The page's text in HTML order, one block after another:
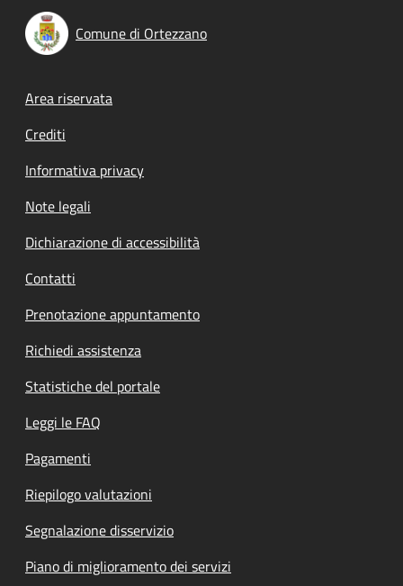
Comune di Ortezzano
Footer menu
Area riservata
Crediti
Informativa privacy
Note legali
Dichiarazione di accessibilità
Contatti
Prenotazione appuntamento
Richiedi assistenza
Statistiche del portale
Leggi le FAQ
Pagamenti
Riepilogo valutazioni
Segnalazione disservizio
Piano di miglioramento dei servizi